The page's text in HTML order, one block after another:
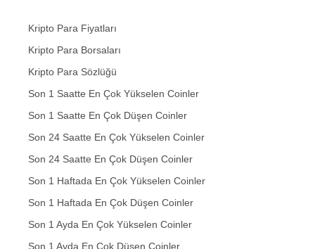
Kripto Para Fiyatları
Kripto Para Borsaları
Kripto Para Sözlüğü
Son 1 Saatte En Çok Yükselen Coinler
Son 1 Saatte En Çok Düşen Coinler
Son 24 Saatte En Çok Yükselen Coinler
Son 24 Saatte En Çok Düşen Coinler
Son 1 Haftada En Çok Yükselen Coinler
Son 1 Haftada En Çok Düşen Coinler
Son 1 Ayda En Çok Yükselen Coinler
Son 1 Ayda En Çok Düşen Coinler